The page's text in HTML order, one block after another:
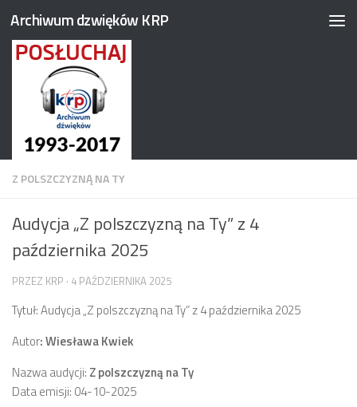
Przejdź do treści
Archiwum dzwięków KRP
Z POLSZCZYZNĄ NA TY
Audycja „Z polszczyzną na Ty” z 4
października 2025
PRZEZ KRP · 4 PAŹDZIERNIKA 2025
Tytuł: Audycja „Z polszczyzną na Ty” z 4 października 2025
Autor: Wiesława Kwiek
Nazwa audycji: Z polszczyzną na Ty
Data emisji: 04-10-2025